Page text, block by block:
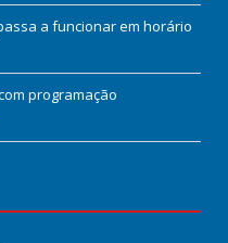
a funcionar em horário
programação